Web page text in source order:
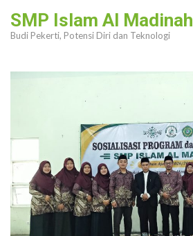
keSMP Islam Al Madinah
Budi Pekerti, Potensi Diri dan Teknologi